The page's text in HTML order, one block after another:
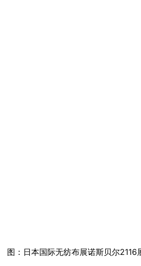
图：日本国际无纺布展诺斯贝尔2116